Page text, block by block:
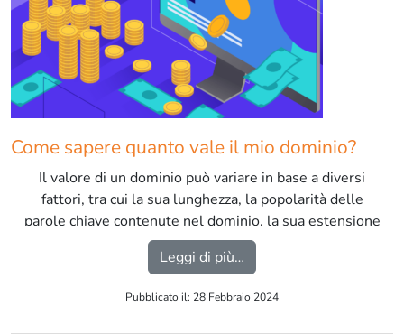
Come sapere quanto vale il mio dominio?
Il valore di un dominio può variare in base a diversi
fattori, tra cui la sua lunghezza, la popolarità delle
parole chiave contenute nel dominio, la sua estensione
(ad esempio .com, .net, .it), la presenza di marchi
registrati, il traffico web associato e altri fattori di
Leggi di più…
Pubblicato il: 28 Febbraio 2024